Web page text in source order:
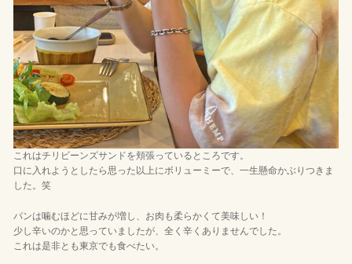
これはチリビーンズサンドを頬張っているところです。
口に入れようとしたら思った以上にボリューミーで、一生懸命かぶりつきま
した。笑
パンは噛むほどに甘みが増し、お肉も柔らかくて美味しい！
少し辛いのかと思っていましたが、全く辛くありませんでした。
これは是非とも東京でも食べたい。